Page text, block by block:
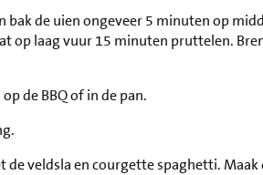
bak de uien ongeveer 5 minuten op
op laag vuur 15 minuten pruttelen.
de BBQ of in de pan.
veldsla en courgette spaghetti. Maak